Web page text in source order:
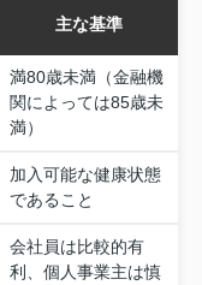
主な基準
満80歳未満（金融機
関によっては85歳未
満）
加入可能な健康状態
であること
会社員は比較的有
利、個人事業主は慎